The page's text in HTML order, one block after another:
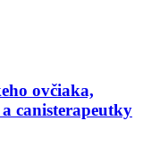
ovčiaka,
canisterapeutky